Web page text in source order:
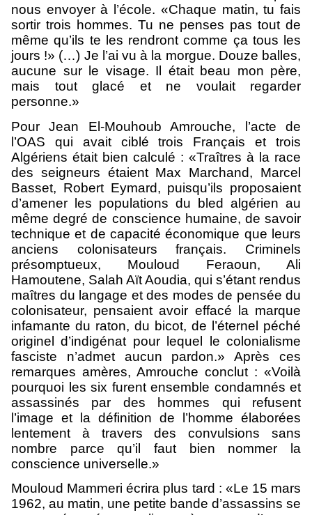
nous envoyer à l’école. «Chaque matin, tu fais
sortir trois hommes. Tu ne penses pas tout de
même qu’ils te les rendront comme ça tous les
jours !» (…) Je l’ai vu à la morgue. Douze balles,
aucune sur le visage. Il était beau mon père,
mais tout glacé et ne voulait regarder
personne.»
Pour Jean El-Mouhoub Amrouche, l’acte de
l’OAS qui avait ciblé trois Français et trois
Algériens était bien calculé : «Traîtres à la race
des seigneurs étaient Max Marchand, Marcel
Basset, Robert Eymard, puisqu’ils proposaient
d’amener les populations du bled algérien au
même degré de conscience humaine, de savoir
technique et de capacité économique que leurs
anciens colonisateurs français. Criminels
présomptueux, Mouloud Feraoun, Ali
Hamoutene, Salah Aït Aoudia, qui s’étant rendus
maîtres du langage et des modes de pensée du
colonisateur, pensaient avoir effacé la marque
infamante du raton, du bicot, de l’éternel péché
originel d’indigénat pour lequel le colonialisme
fasciste n’admet aucun pardon.» Après ces
remarques amères, Amrouche conclut : «Voilà
pourquoi les six furent ensemble condamnés et
assassinés par des hommes qui refusent
l’image et la définition de l’homme élaborées
lentement à travers des convulsions sans
nombre parce qu’il faut bien nommer la
conscience universelle.»
Mouloud Mammeri écrira plus tard : «Le 15 mars
1962, au matin, une petite bande d’assassins se